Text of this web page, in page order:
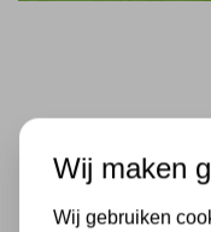
Wij maken
Wij gebruiken